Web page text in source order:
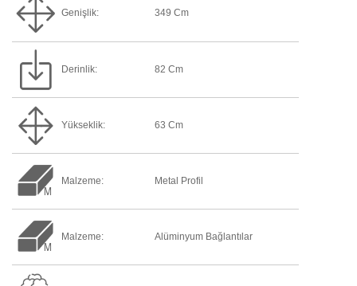
Genişlik: 349 Cm
Derinlik: 82 Cm
Yükseklik: 63 Cm
Malzeme: Metal Profil
Malzeme: Alüminyum Bağlantılar